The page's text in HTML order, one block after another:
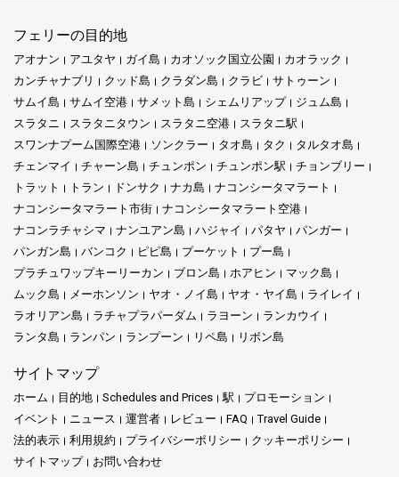
フェリーの目的地
アオナン アユタヤ ガイ島 カオソック国立公園
カオラック
カンチャナブリ
クッド島 クラダン島 クラビ
サトゥーン
サムイ島
サムイ空港 サメット島 シェムリアップ
ジュム島
スラタニ
スラタニタウン スラタニ空港
スラタニ駅
スワンナプーム国際空港
ソンクラー タオ島 タク
タルタオ島
チェンマイ
チャーン島 チュンポン チュンポン駅
チョンブリー
トラット
トラン ドンサク ナカ島
ナコンシータマラート
ナコンシータマラート市街
ナコンシータマラート空港
ナコンラチャシマ
ナンユアン島 ハジャイ パタヤ
パンガー
パンガン島
バンコク ピピ島 プーケット
プー島
プラチュワップキーリーカン
ブロン島 ホアヒン
マック島
ムック島
メーホンソン ヤオ・ノイ島 ヤオ・ヤイ島
ライレイ
ラオリアン島
ラチャプラパーダム ラヨーン
ランカウイ
ランタ島
ランパン ランプーン リペ島 リボン島
サイトマップ
ホーム 目的地 Schedules and Prices 駅
プロモーション
イベント
ニュース 運営者 レビュー FAQ
Travel Guide
法的表示
利用規約 プライバシーポリシー
クッキーポリシー
サイトマップ
お問い合わせ